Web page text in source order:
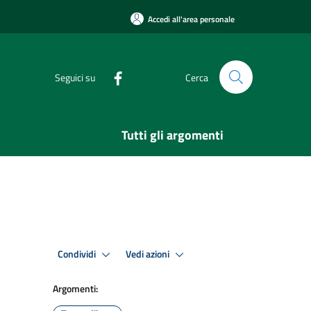
Accedi all'area personale
Seguici su Cerca
Tutti gli argomenti
Condividi Vedi azioni
Argomenti: